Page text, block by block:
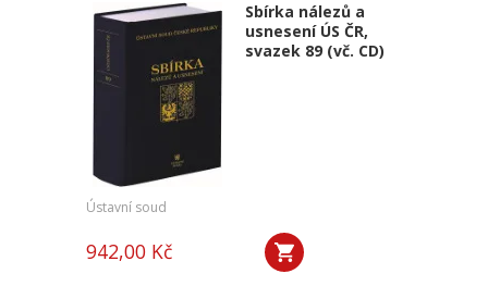
Sbírka nálezů a
usnesení ÚS ČR,
svazek 89 (vč. CD)
Ústavní soud
942,00 Kč